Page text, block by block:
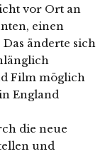
vor Ort an
einen
änderte sich
Film möglich
England
die neue
und